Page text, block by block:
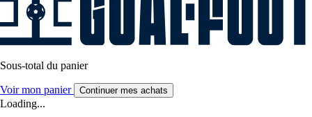
Sous-total du panier
Voir mon panier Continuer mes achats
Loading...